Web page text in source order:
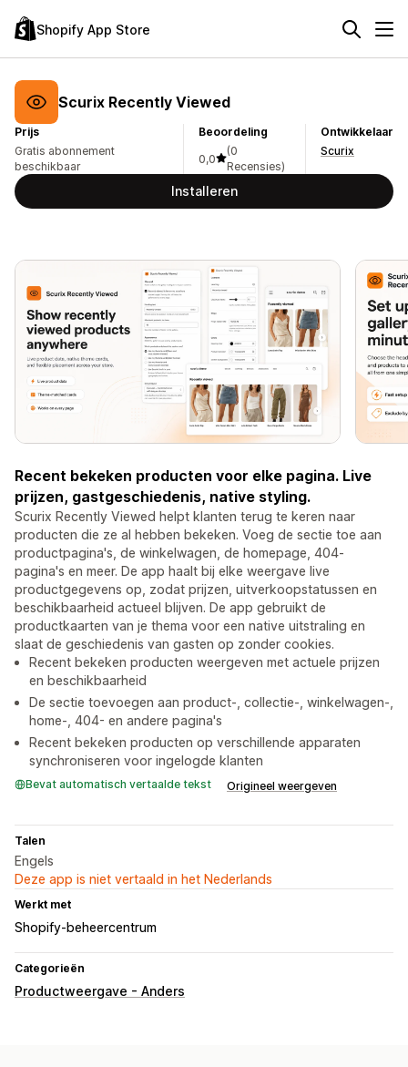
Shopify App Store
Scurix Recently Viewed
Prijs
Gratis abonnement
beschikbaar
Beoordeling
0,0
(0
Recensies)
Ontwikkelaar
Scurix
Installeren
Recent bekeken producten voor elke pagina. Live
prijzen, gastgeschiedenis, native styling.
Scurix Recently Viewed helpt klanten terug te keren naar
producten die ze al hebben bekeken. Voeg de sectie toe aan
productpagina's, de winkelwagen, de homepage, 404-
pagina's en meer. De app haalt bij elke weergave live
productgegevens op, zodat prijzen, uitverkoopstatussen en
beschikbaarheid actueel blijven. De app gebruikt de
productkaarten van je thema voor een native uitstraling en
slaat de geschiedenis van gasten op zonder cookies.
Recent bekeken producten weergeven met actuele prijzen
en beschikbaarheid
De sectie toevoegen aan product-, collectie-, winkelwagen-,
home-, 404- en andere pagina's
Recent bekeken producten op verschillende apparaten
synchroniseren voor ingelogde klanten
Bevat automatisch vertaalde tekst Origineel weergeven
Talen
Engels
Deze app is niet vertaald in het Nederlands
Werkt met
Shopify-beheercentrum
Categorieën
Productweergave - Anders